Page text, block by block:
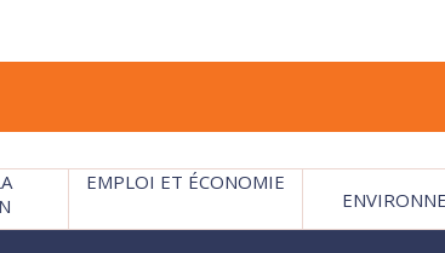
EMPLOI ET ÉCONOMIE